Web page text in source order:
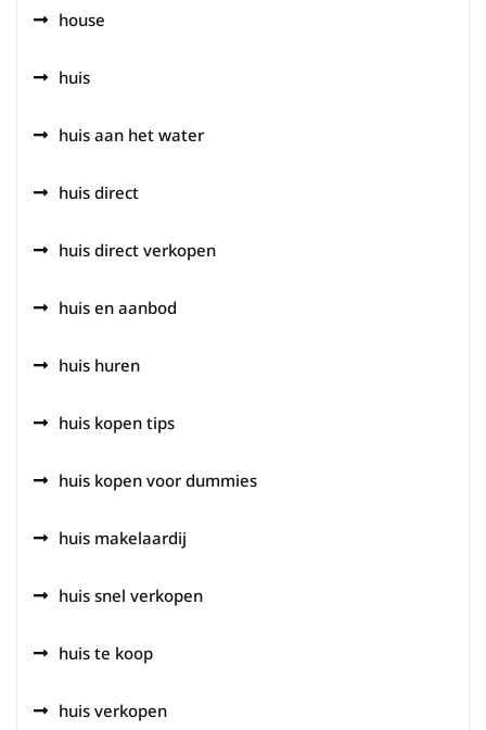
house
huis
huis aan het water
huis direct
huis direct verkopen
huis en aanbod
huis huren
huis kopen tips
huis kopen voor dummies
huis makelaardij
huis snel verkopen
huis te koop
huis verkopen